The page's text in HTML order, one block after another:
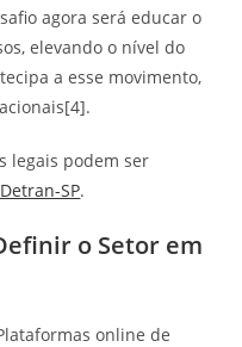
agora será educar o
elevando o nível do
a esse movimento,
legais podem ser
SP.
o Setor em
online de